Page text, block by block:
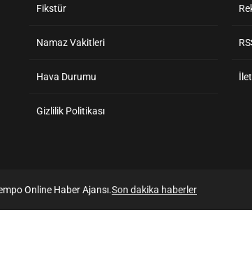
Fikstür
Namaz Vakitleri
Hava Durumu
Gizlilik Politikası
Online Haber Ajansı.Son dakika haberler